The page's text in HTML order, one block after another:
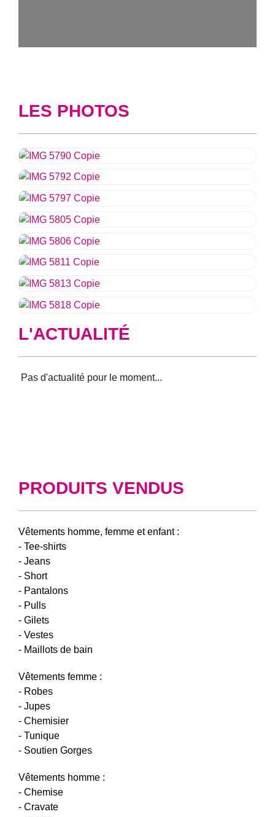
LES PHOTOS
L'ACTUALITÉ
PRODUITS VENDUS
Vêtements homme, femme et enfant :
- Tee-shirts
- Jeans
- Short
- Pantalons
- Pulls
- Gilets
- Vestes
- Maillots de bain
Vêtements femme :
- Robes
- Jupes
- Chemisier
- Tunique
- Soutien Gorges
Vêtements homme :
- Chemise
- Cravate